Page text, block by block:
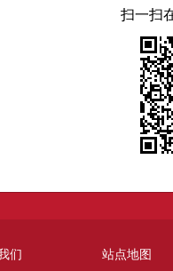
扫一扫
们 站点地图